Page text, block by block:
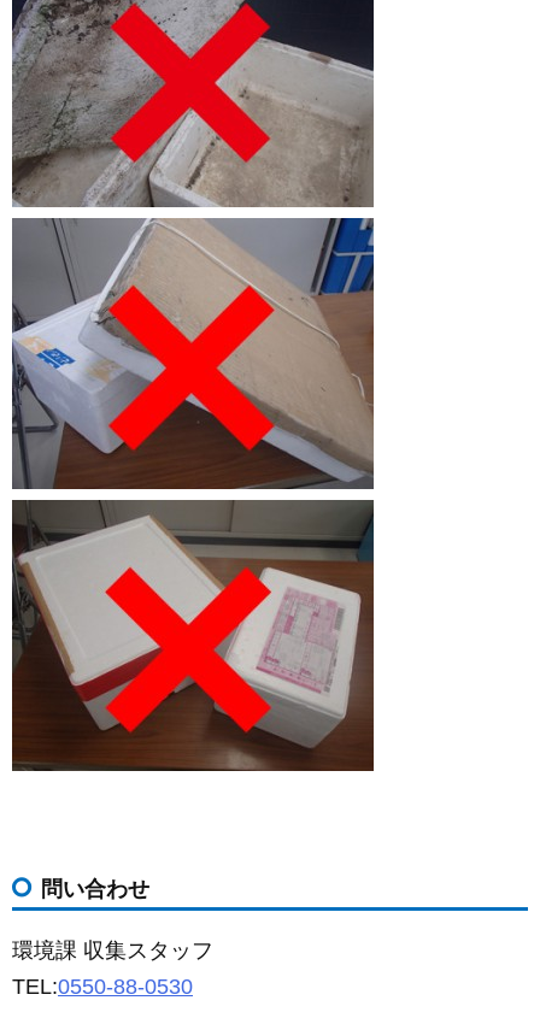
問い合わせ
環境課 収集スタッフ
TEL:0550-88-0530